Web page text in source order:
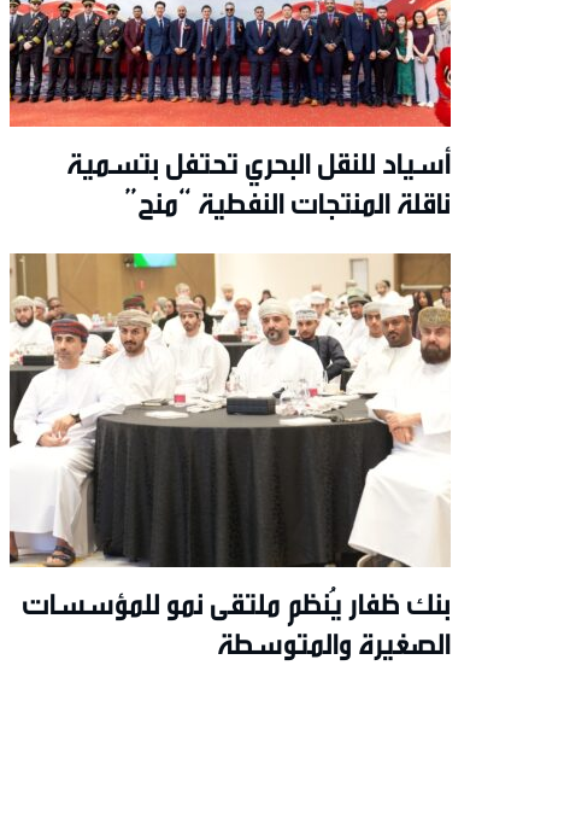
أسياد للنقل البحري تحتفل بتسمية
ناقلة المنتجات النفطية “منح”
بنك ظفار يُنظم ملتقى نمو للمؤسسات
الصغيرة والمتوسطة